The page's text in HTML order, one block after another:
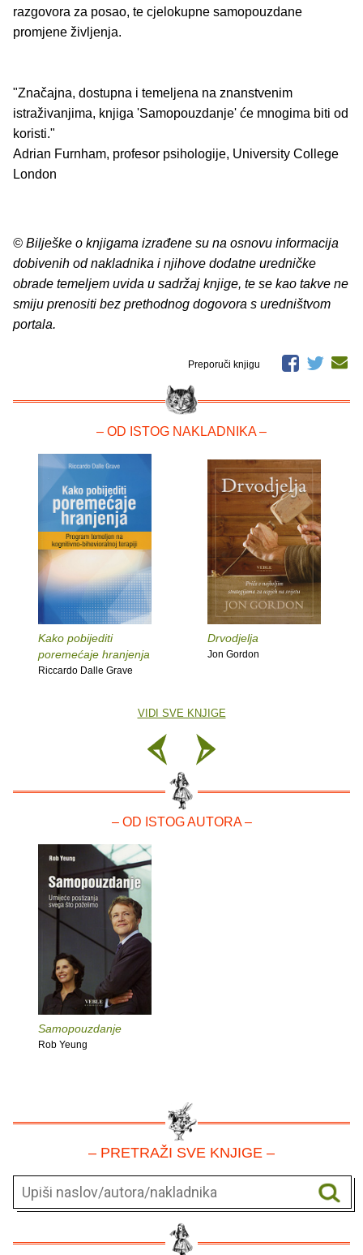
razgovora za posao, te cjelokupne samopouzdane
promjene življenja.
"Značajna, dostupna i temeljena na znanstvenim
istraživanjima, knjiga 'Samopouzdanje' će mnogima biti od
koristi."
Adrian Furnham, profesor psihologije, University College
London
© Bilješke o knjigama izrađene su na osnovu informacija
dobivenih od nakladnika i njihove dodatne uredničke
obrade temeljem uvida u sadržaj knjige, te se kao takve ne
smiju prenositi bez prethodnog dogovora s uredništvom
portala.
Preporuči knjigu
– OD ISTOG NAKLADNIKA –
Kako pobijediti
poremećaje hranjenja
Riccardo Dalle Grave
Drvodjelja
Jon Gordon
VIDI SVE KNJIGE
– OD ISTOG AUTORA –
Samopouzdanje
Rob Yeung
– PRETRAŽI SVE KNJIGE –